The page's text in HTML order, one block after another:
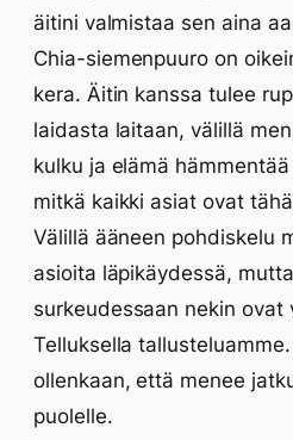
äitini valmistaa sen aina
Chia-siemenpuuro on
kera. Äitin kanssa tulee
laidasta laitaan, välillä
kulku ja elämä
mitkä kaikki asiat ovat
Välillä ääneen pohdiskelu
asioita läpikäydessä,
surkeudessaan nekin
Telluksella
ollenkaan, että menee
puolelle.